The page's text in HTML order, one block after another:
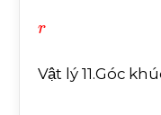
Vật lý 11.Góc